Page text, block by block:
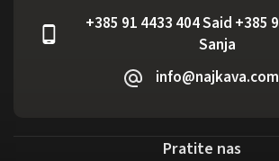
+385 91 4433 404 Said +385
Sanja
info@najkava.com
Pratite nas